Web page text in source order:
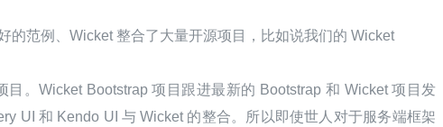
的范例、Wicket 整合了大量开源项目，比如说我们的 Wicket
目。Wicket Bootstrap 项目跟进最新的 Bootstrap 和 Wicket 项目发
UI 和 Kendo UI 与 Wicket 的整合。所以即使世人对于服务端框架